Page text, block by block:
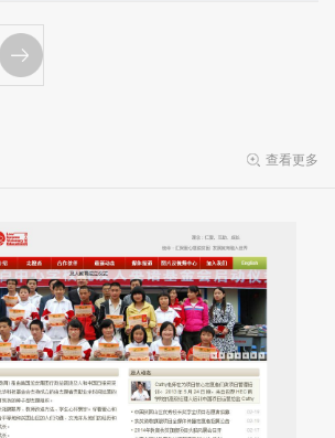
查看更多